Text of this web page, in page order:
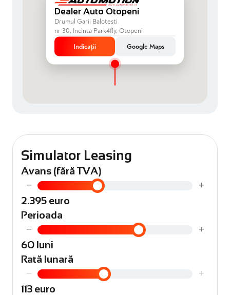
Dealer Auto Otopeni
Drumul Garii Balotesti
nr 30, Incinta Park4fly, Otopeni
Indicații
Google Maps
Simulator Leasing
Avans (fără TVA)
− +
2.395 euro
Perioada
− +
60 luni
Rată lunară
− +
113 euro